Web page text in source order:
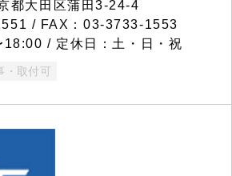
大田区蒲田3-24-4
/ FAX：03-3733-1553
/ 定休日：土・日・祝
・取付可